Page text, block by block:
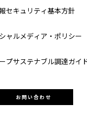
セキュリティ基本方針
ャルメディア・ポリシー
プサステナブル調達ガイ
お問い合わせ